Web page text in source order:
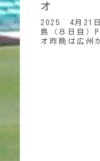
オ
2025 4月21
島（８日目
オ昨晩は広州